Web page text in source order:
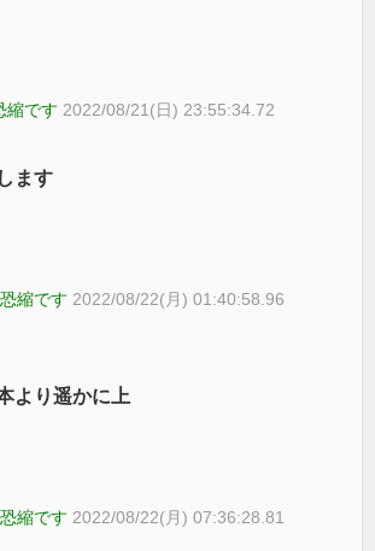
縮です 2022/08/21(日) 23:55:34.72
ます
縮です 2022/08/22(月) 01:40:58.96
より遥かに上
縮です 2022/08/22(月) 07:36:28.81